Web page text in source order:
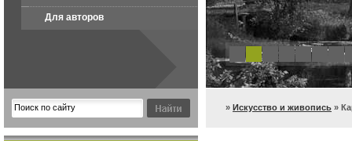
Для авторов
» Искусство и живопись »